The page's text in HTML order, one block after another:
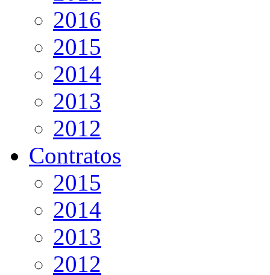
2016
2015
2014
2013
2012
Contratos
2015
2014
2013
2012